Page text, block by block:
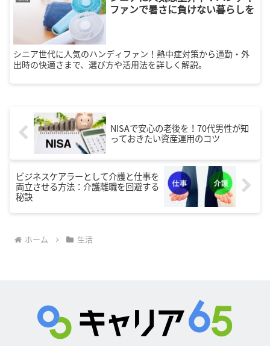
ファンで暑さに負けない暮らしを
シニア世代に人気のハンディファン！熱中症対策から通勤・外
出時の快適さまで、選び方や活用法を詳しく解説。
NISAで安心の老後を！70代男性が知
っておきたい資産運用のコツ
ビジネスケアラーとして介護と仕事を
両立させる方法：介護離職を回避する
秘訣
ホーム 生活